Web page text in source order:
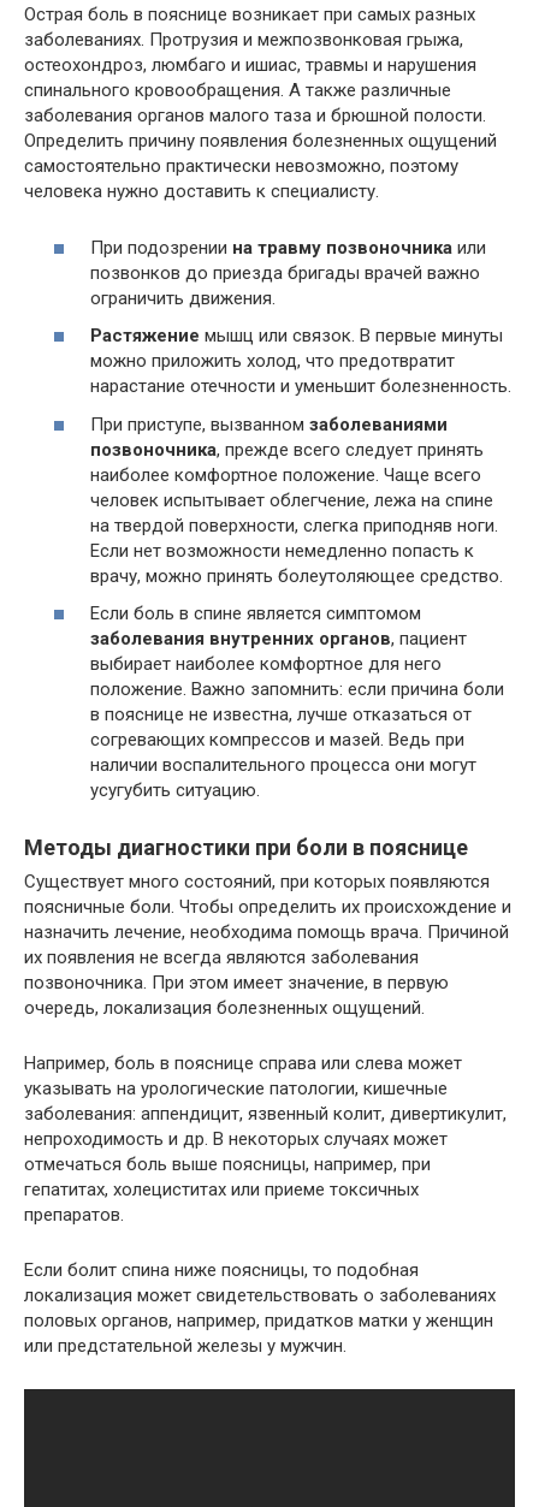
Острая боль в пояснице возникает при самых разных
заболеваниях. Протрузия и межпозвонковая грыжа,
остеохондроз, люмбаго и ишиас, травмы и нарушения
спинального кровообращения. А также различные
заболевания органов малого таза и брюшной полости.
Определить причину появления болезненных ощущений
самостоятельно практически невозможно, поэтому
человека нужно доставить к специалисту.
При подозрении на травму позвоночника или
позвонков до приезда бригады врачей важно
ограничить движения.
Растяжение мышц или связок. В первые минуты
можно приложить холод, что предотвратит
нарастание отечности и уменьшит болезненность.
При приступе, вызванном заболеваниями
позвоночника, прежде всего следует принять
наиболее комфортное положение. Чаще всего
человек испытывает облегчение, лежа на спине
на твердой поверхности, слегка приподняв ноги.
Если нет возможности немедленно попасть к
врачу, можно принять болеутоляющее средство.
Если боль в спине является симптомом
заболевания внутренних органов, пациент
выбирает наиболее комфортное для него
положение. Важно запомнить: если причина боли
в пояснице не известна, лучше отказаться от
согревающих компрессов и мазей. Ведь при
наличии воспалительного процесса они могут
усугубить ситуацию.
Методы диагностики при боли в пояснице
Существует много состояний, при которых появляются
поясничные боли. Чтобы определить их происхождение и
назначить лечение, необходима помощь врача. Причиной
их появления не всегда являются заболевания
позвоночника. При этом имеет значение, в первую
очередь, локализация болезненных ощущений.
Например, боль в пояснице справа или слева может
указывать на урологические патологии, кишечные
заболевания: аппендицит, язвенный колит, дивертикулит,
непроходимость и др. В некоторых случаях может
отмечаться боль выше поясницы, например, при
гепатитах, холециститах или приеме токсичных
препаратов.
Если болит спина ниже поясницы, то подобная
локализация может свидетельствовать о заболеваниях
половых органов, например, придатков матки у женщин
или предстательной железы у мужчин.